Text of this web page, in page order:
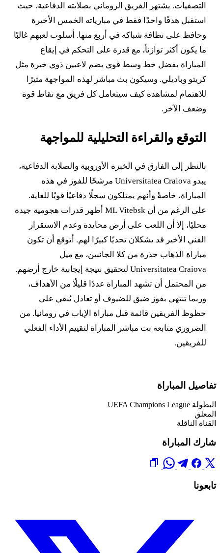
التصفيات. يشتهر الفريق الروماني بصلابته الدفاعية، حيث
استقبل هدفًا واحدًا فقط في مبارياته الخمس الأخيرة
وحافظ على نظافة شباكه في أربع منها. أسلوب لعبهم غالبًا
ما يكون أكثر توازناً، مع قدرة على التحكم في إيقاع
المباراة بفضل خط وسط قوي يضم لاعبين ذوي خبرة مثل
كريتو وباديلي. وسيكون بث مباشر لهذه المواجهة مثيرًا
للاهتمام لمشاهدة كيف سيتعامل كل فريق مع نقاط قوة
وضعف الآخر.
التوقع والقراءة التحليلية للمواجهة
بالنظر إلى الفارق في الخبرة الأوروبية والصلابة الدفاعية،
يبدو Universitatea Craiova مرشحًا للفوز في هذه
المباراة، خاصةً وأنهم يمتلكون سجلًا دفاعيًا قويًا للغاية.
على الرغم من أن ML Vitebsk أظهر قدرات هجومية جيدة
محليًا، إلا أن اللعب على أرض محايدة وعدم الاستقرار
الفني الأخير قد يشكلان تحديًا كبيرًا لهم. أتوقع أن تكون
مباراة الذهاب حذرة من كلا الجانبين، مع ميل
Universitatea Craiova لتحقيق نتيجة إيجابية خارج أرضهم.
من المحتمل أن تشهد المباراة عددًا قليلًا من الأهداف،
وربما تنتهي بفوز ضيق للضيوف أو تعادل يُبقي على
حظوظ الفريقين قائمة قبل مباراة الإياب في رومانيا. من
الضروري متابعة بث مباشر المباراة لتقييم الأداء الفعلي
للفريقين.
تفاصيل المباراة
البطولة UEFA Champions League
المعلق
القناة الناقلة
شارك المباراة
تابعونا